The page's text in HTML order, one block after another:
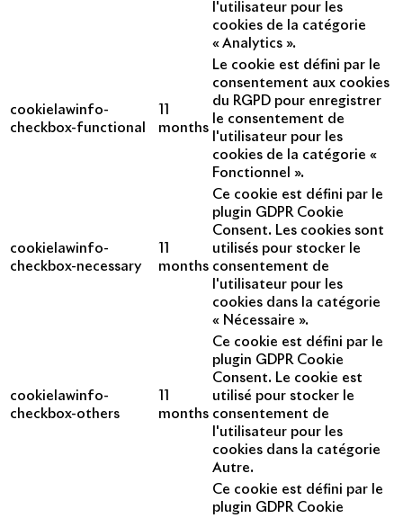
l'utilisateur pour les
cookies de la catégorie
« Analytics ».
cookielawinfo-
checkbox-functional
months
Le cookie est défini par le
consentement aux cookies
du RGPD pour enregistrer
le consentement de
l'utilisateur pour les
cookies de la catégorie «
Fonctionnel ».
cookielawinfo-
checkbox-necessary
months
Ce cookie est défini par le
plugin GDPR Cookie
Consent. Les cookies sont
utilisés pour stocker le
consentement de
l'utilisateur pour les
cookies dans la catégorie
« Nécessaire ».
cookielawinfo-
checkbox-others
months
Ce cookie est défini par le
plugin GDPR Cookie
Consent. Le cookie est
utilisé pour stocker le
consentement de
l'utilisateur pour les
cookies dans la catégorie
Autre.
Ce cookie est défini par le
plugin GDPR Cookie